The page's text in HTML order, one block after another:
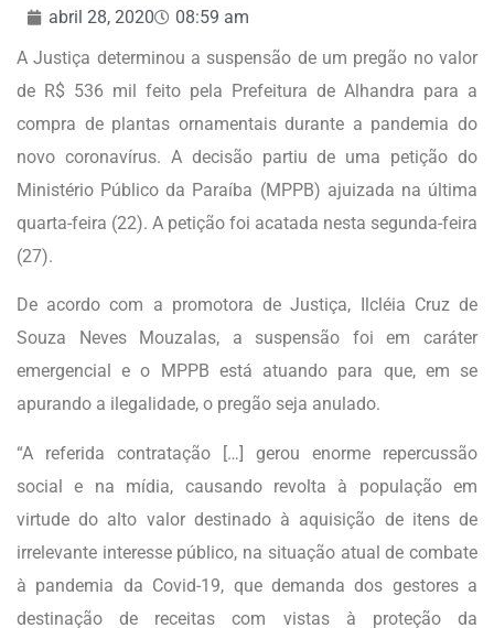
abril 28, 2020
08:59 am
A Justiça determinou a suspensão de um pregão no valor
de R$ 536 mil feito pela Prefeitura de Alhandra para a
compra de plantas ornamentais durante a pandemia do
novo coronavírus. A decisão partiu de uma petição do
Ministério Público da Paraíba (MPPB) ajuizada na última
quarta-feira (22). A petição foi acatada nesta segunda-feira
(27).
De acordo com a promotora de Justiça, Ilcléia Cruz de
Souza Neves Mouzalas, a suspensão foi em caráter
emergencial e o MPPB está atuando para que, em se
apurando a ilegalidade, o pregão seja anulado.
“A referida contratação […] gerou enorme repercussão
social e na mídia, causando revolta à população em
virtude do alto valor destinado à aquisição de itens de
irrelevante interesse público, na situação atual de combate
à pandemia da Covid-19, que demanda dos gestores a
destinação de receitas com vistas à proteção da